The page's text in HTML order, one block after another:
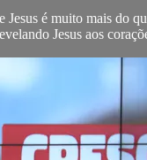
Jesus é muito mais do
Jesus aos